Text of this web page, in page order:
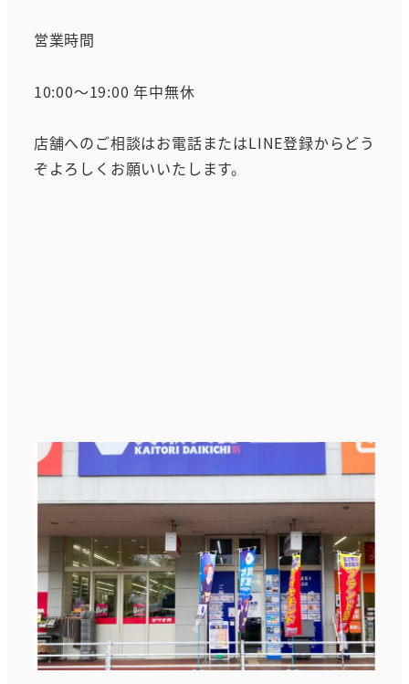
営業時間
10:00～19:00 年中無休
店舗へのご相談はお電話またはLINE登録からどう
ぞよろしくお願いいたします。